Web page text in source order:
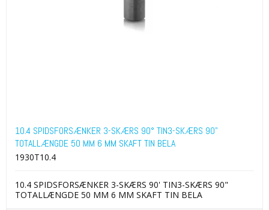
10.4 SPIDSFORSÆNKER 3-SKÆRS 90° TIN3-SKÆRS 90"
TOTALLÆNGDE 50 MM 6 MM SKAFT TIN BELA
1930T10.4
10.4 SPIDSFORSÆNKER 3-SKÆRS 90' TIN3-SKÆRS 90"
TOTALLÆNGDE 50 MM 6 MM SKAFT TIN BELA